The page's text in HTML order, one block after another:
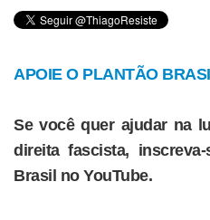
APOIE O PLANTÃO
Se você quer ajudar na
direita fascista,
Brasil no YouTube.